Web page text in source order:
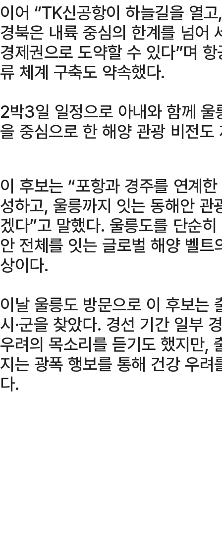
이어 “TK신공항이 하늘길을 열
경북은 내륙 중심의 한계를 넘어
경제권으로 도약할 수 있다”며
류 체계 구축도 약속했다.
2박3일 일정으로 아내와 함께
을 중심으로 한 해양 관광 비전도
이 후보는 “포항과 경주를 연계
성하고, 울릉까지 잇는 동해안
겠다”고 말했다. 울릉도를 단순
안 전체를 잇는 글로벌 해양 벨
상이다.
이날 울릉도 방문으로 이 후보는
시·군을 찾았다. 경선 기간 일부
우려의 목소리를 듣기도 했지만,
지는 광폭 행보를 통해 건강 우
다.